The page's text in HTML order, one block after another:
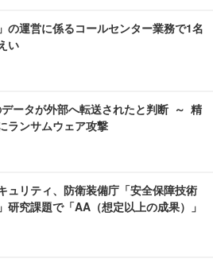
の運営に係るコールセンター業務で1名
い
ータが外部へ転送されたと判断 ～ 精
ランサムウェア攻撃
ュリティ、防衛装備庁「安全保障技術
研究課題で「AA（想定以上の成果）」